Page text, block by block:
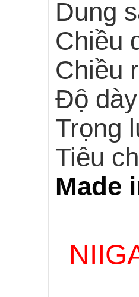
Dung
Chiều
Chiều
Độ
Trọng
Tiêu
Made